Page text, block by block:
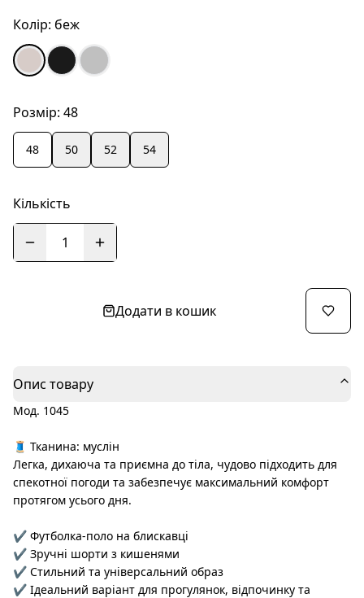
Колір: беж
Розмір: 48
48 50 52 54
Кількість
1
Додати в кошик
Опис товару
Мод. 1045
🧵 Тканина: муслін
Легка, дихаюча та приємна до тіла, чудово підходить для
спекотної погоди та забезпечує максимальний комфорт
протягом усього дня.
✔️ Футболка-поло на блискавці
✔️ Зручні шорти з кишенями
✔️ Стильний та універсальний образ
✔️ Ідеальний варіант для прогулянок, відпочинку та